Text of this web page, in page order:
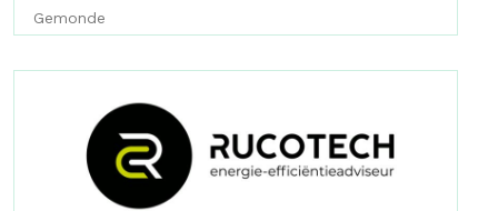
Gemonde